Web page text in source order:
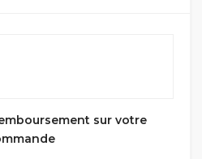
sur votre